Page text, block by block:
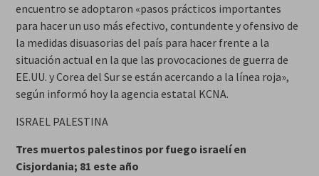
encuentro se adoptaron «pasos prácticos importantes
para hacer un uso más efectivo, contundente y ofensivo de
la medidas disuasorias del país para hacer frente a la
situación actual en la que las provocaciones de guerra de
EE.UU. y Corea del Sur se están acercando a la línea roja»,
según informó hoy la agencia estatal KCNA.
ISRAEL PALESTINA
Tres muertos palestinos por fuego israelí en
Cisjordania; 81 este año